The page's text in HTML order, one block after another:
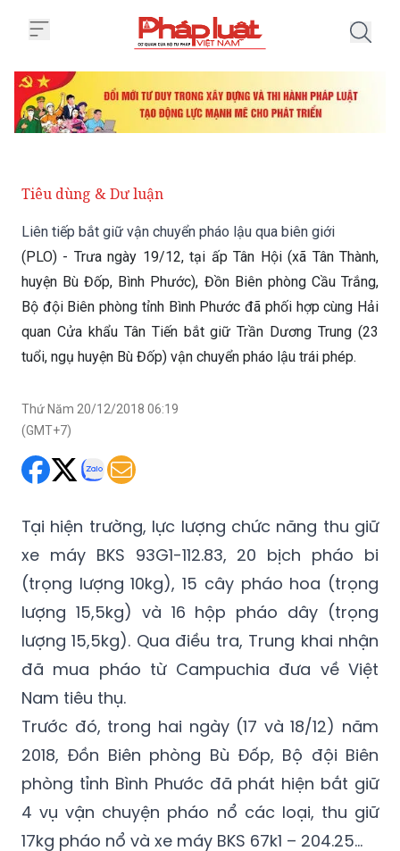
Tiêu dùng & Dư luận
Liên tiếp bắt giữ vận chuyển pháo lậu qua biên giới
(PLO) - Trưa ngày 19/12, tại ấp Tân Hội (xã Tân Thành,
huyện Bù Đốp, Bình Phước), Đồn Biên phòng Cầu Trắng,
Bộ đội Biên phòng tỉnh Bình Phước đã phối hợp cùng Hải
quan Cửa khẩu Tân Tiến bắt giữ Trần Dương Trung (23
tuổi, ngụ huyện Bù Đốp) vận chuyển pháo lậu trái phép.
Thứ Năm 20/12/2018 06:19
(GMT+7)
Tại hiện trường, lực lượng chức năng thu giữ
xe máy BKS 93G1-112.83, 20 bịch pháo bi
(trọng lượng 10kg), 15 cây pháo hoa (trọng
lượng 15,5kg) và 16 hộp pháo dây (trọng
lượng 15,5kg). Qua điều tra, Trung khai nhận
đã mua pháo từ Campuchia đưa về Việt
Nam tiêu thụ.
Trước đó, trong hai ngày (17 và 18/12) năm
2018, Đồn Biên phòng Bù Đốp, Bộ đội Biên
phòng tỉnh Bình Phước đã phát hiện bắt giữ
4 vụ vận chuyện pháo nổ các loại, thu giữ
17kg pháo nổ và xe máy BKS 67k1 – 204.25…